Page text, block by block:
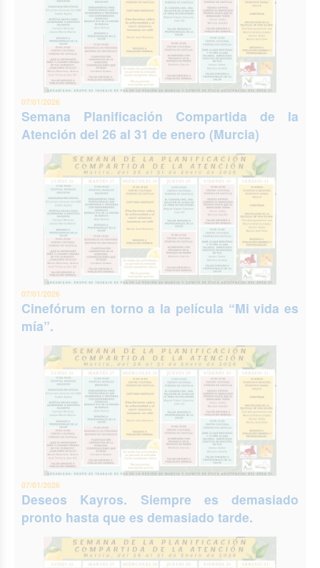
07/01/2026
Semana Planificación Compartida de la
Atención del 26 al 31 de enero (Murcia)
07/01/2026
Cinefórum en torno a la película “Mi vida es
mía”.
07/01/2026
Deseos Kayros. Siempre es demasiado
pronto hasta que es demasiado tarde.